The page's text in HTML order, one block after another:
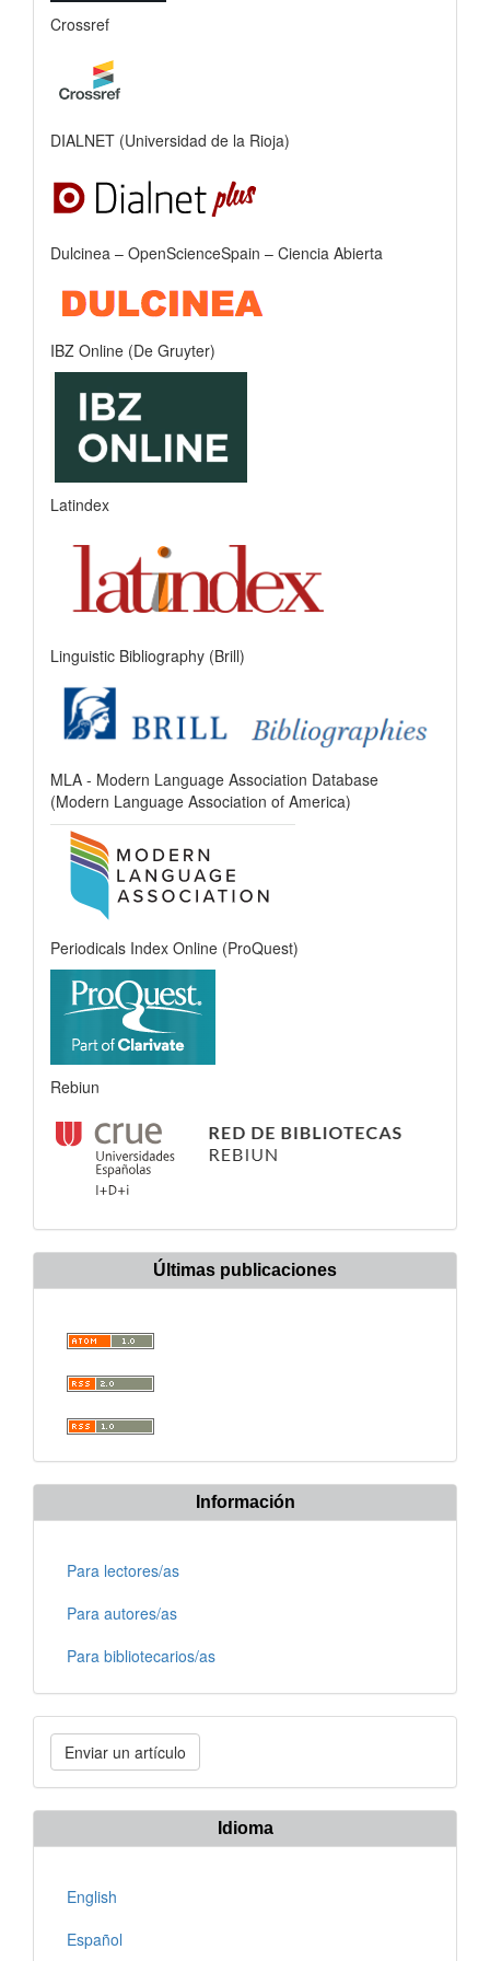
Crossref
DIALNET (Universidad de la Rioja)
Dulcinea – OpenScienceSpain – Ciencia Abierta
IBZ Online (De Gruyter)
Latindex
Linguistic Bibliography (Brill)
MLA - Modern Language Association Database
(Modern Language Association of America)
Periodicals Index Online (ProQuest)
Rebiun
Últimas publicaciones
Información
Para lectores/as
Para autores/as
Para bibliotecarios/as
Enviar
un
artículo
Enviar un artículo
Idioma
English
Español